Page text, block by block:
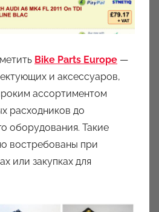
Bike Parts Europe —
и аксессуаров,
ассортиментом
расходников до
оборудования. Такие
востребованы при
или закупках для